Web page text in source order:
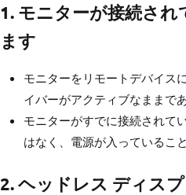
1. モニターが接続され
ます
モニターをリモートデバイス
イバーがアクティブなままで
モニターがすでに接続されて
はなく、電源が入っているこ
2. ヘッドレス ディス